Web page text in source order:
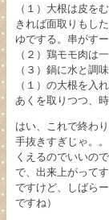
（１）大根は皮を
きれば面取りもし
ゆでする。串がす
（２）鶏モモ肉は
（３）鍋に水と調
（１）の大根を入
あくを取りつつ、
はい、これで終わり
手抜きすぎじゃ。
くえるのでいいの
で、出来上がって
ですけど、しばら
ですね）